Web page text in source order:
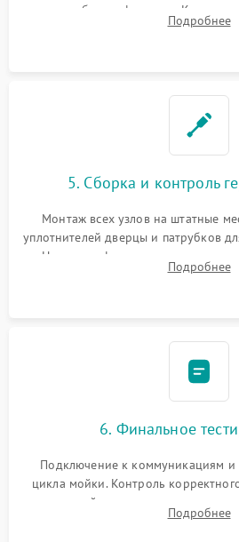
патрубках и фильтрах.
управления, восстановление
Подробнее
5. Сборка и контроль
Монтаж всех узлов на штатные
уплотнителей дверцы и патрубков
Надежная фиксация хомутов
сборка корпуса и установка
Подробнее
6. Финальное
Подключение к коммуникациям и
цикла мойки. Контроль
до нужной температуры,
штатного слива и абсолютной
Подробнее